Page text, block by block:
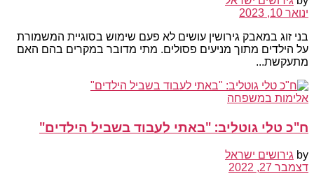
ינואר 10, 2023
בני זוג במאבק גירושין עושים לא פעם שימוש בסוגיית המשמורת
על הילדים מתוך מניעים פסולים. מתי מדובר במקרים בהם האם
מתעקשת...
אלימות במשפחה
ח"כ טלי גוטליב: "באתי לעבוד בשביל הילדים"
by גירושים ישראל
דצמבר 27, 2022